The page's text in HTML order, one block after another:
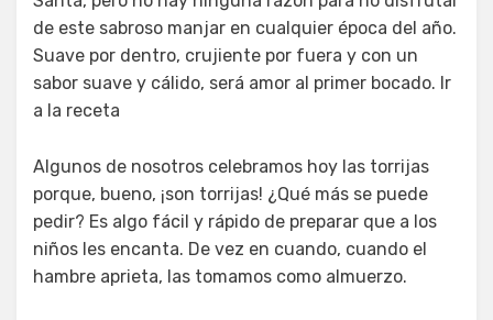
de este sabroso manjar en cualquier época del año.
Suave por dentro, crujiente por fuera y con un
sabor suave y cálido, será amor al primer bocado. Ir
a la receta
Algunos de nosotros celebramos hoy las torrijas
porque, bueno, ¡son torrijas! ¿Qué más se puede
pedir? Es algo fácil y rápido de preparar que a los
niños les encanta. De vez en cuando, cuando el
hambre aprieta, las tomamos como almuerzo.